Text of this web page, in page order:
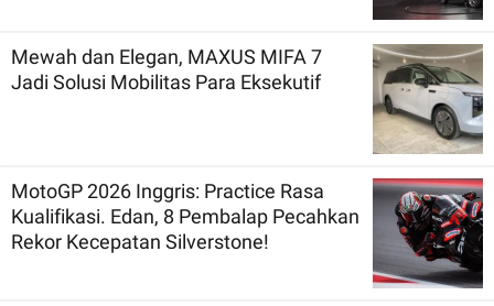
Mewah dan Elegan, MAXUS MIFA 7
Jadi Solusi Mobilitas Para Eksekutif
MotoGP 2026 Inggris: Practice Rasa
Kualifikasi. Edan, 8 Pembalap Pecahkan
Rekor Kecepatan Silverstone!